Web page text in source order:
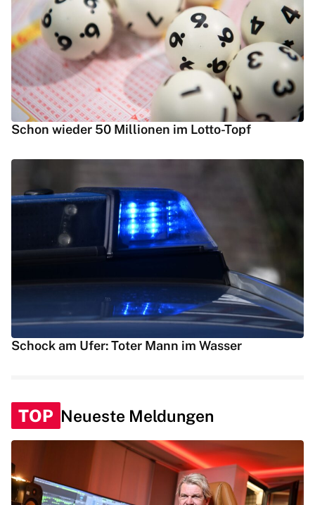
Schon wieder 50 Millionen im Lotto-Topf
Schock am Ufer: Toter Mann im Wasser
TOP Neueste Meldungen